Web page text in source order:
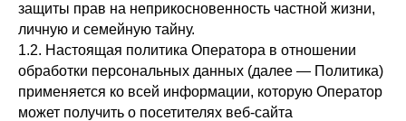
защиты прав на неприкосновенность частной жизни,
личную и семейную тайну.
1.2. Настоящая политика Оператора в отношении
обработки персональных данных (далее — Политика)
применяется ко всей информации, которую Оператор
может получить о посетителях веб-сайта